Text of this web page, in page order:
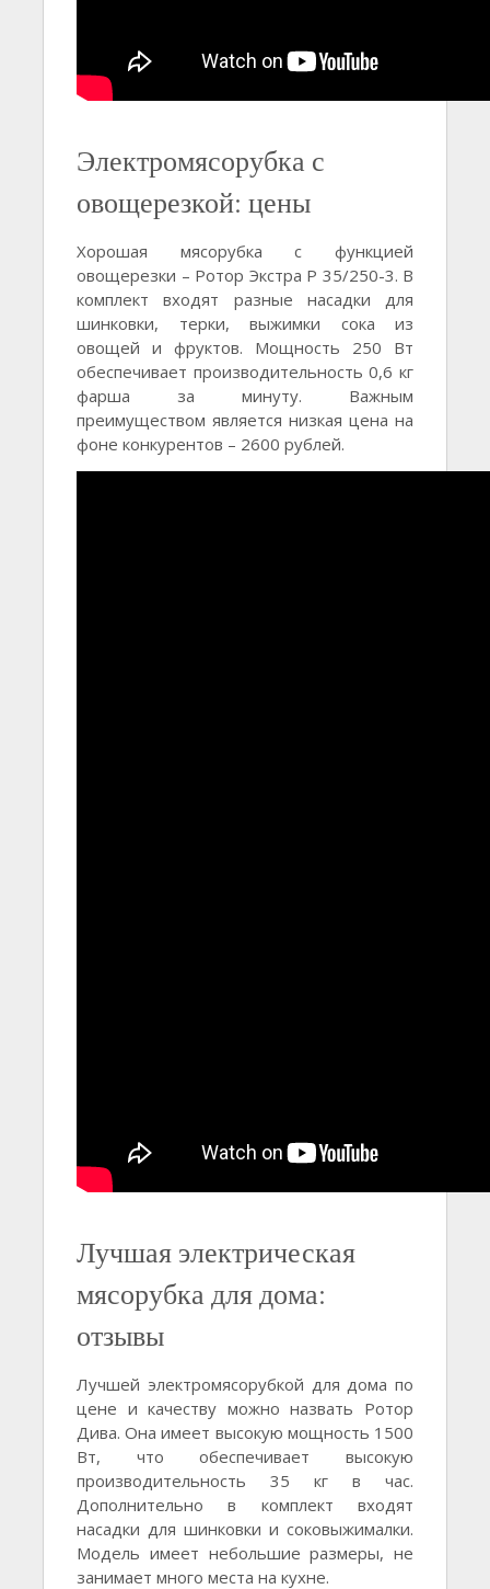
Электромясорубка с
овощерезкой: цены
Хорошая мясорубка с функцией
овощерезки – Ротор Экстра Р 35/250-3. В
комплект входят разные насадки для
шинковки, терки, выжимки сока из
овощей и фруктов. Мощность 250 Вт
обеспечивает производительность 0,6 кг
фарша за минуту. Важным
преимуществом является низкая цена на
фоне конкурентов – 2600 рублей.
Лучшая электрическая
мясорубка для дома:
отзывы
Лучшей электромясорубкой для дома по
цене и качеству можно назвать Ротор
Дива. Она имеет высокую мощность 1500
Вт, что обеспечивает высокую
производительность 35 кг в час.
Дополнительно в комплект входят
насадки для шинковки и соковыжималки.
Модель имеет небольшие размеры, не
занимает много места на кухне.